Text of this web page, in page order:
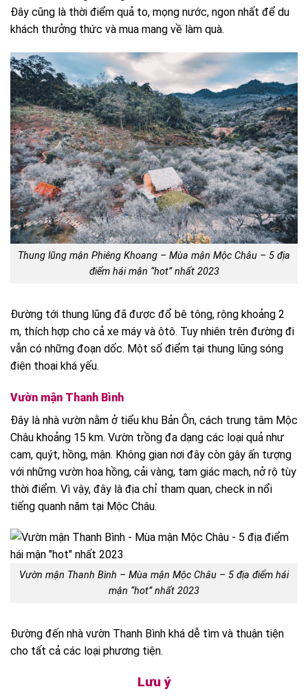
Đây cũng là thời điểm quả to, mọng nước, ngon nhất để du
khách thưởng thức và mua mang về làm quà.
Thung lũng mận Phiêng Khoang – Mùa mận Mộc Châu – 5 địa
điểm hái mận “hot” nhất 2023
Đường tới thung lũng đã được đổ bê tông, rộng khoảng 2
m, thích hợp cho cả xe máy và ôtô. Tuy nhiên trên đường đi
vẫn có những đoạn dốc. Một số điểm tại thung lũng sóng
điện thoại khá yếu.
Vườn mận Thanh Bình
Đây là nhà vườn nằm ở tiểu khu Bản Ôn, cách trung tâm Mộc
Châu khoảng 15 km. Vườn trồng đa dạng các loại quả như
cam, quýt, hồng, mận. Không gian nơi đây còn gây ấn tượng
với những vườn hoa hồng, cải vàng, tam giác mạch, nở rộ tùy
thời điểm. Vì vậy, đây là địa chỉ tham quan, check in nổi
tiếng quanh năm tại Mộc Châu.
Vườn mận Thanh Bình – Mùa mận Mộc Châu – 5 địa điểm hái
mận “hot” nhất 2023
Đường đến nhà vườn Thanh Bình khá dễ tìm và thuận tiện
cho tất cả các loại phương tiện.
Lưu ý